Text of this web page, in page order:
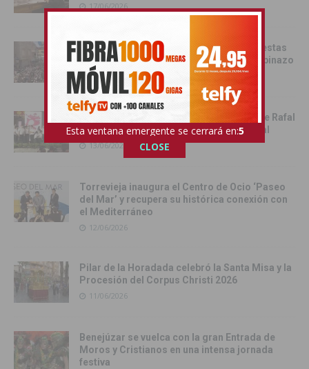
17/06/2026
Catral da el pistoletazo de salida a las fiestas
de San Juan 2026 con el Festival del Chupinazo
13/06/2026
Rafal celebra la tercera edición del Día de Rafal
con historia, cultura y convivencia vecinal
13/06/2026
Torrevieja inaugura el Centro de Ocio ‘Paseo
del Mar’ y recupera su histórica conexión con
el Mediterráneo
12/06/2026
Pilar de la Horadada celebró la Santa Misa y la
Procesión del Corpus Christi 2026
11/06/2026
Benejúzar se vuelca con la gran Entrada de
Moros y Cristianos en una intensa jornada
festiva
Esta ventana emergente se cerrará en:4
CLOSE